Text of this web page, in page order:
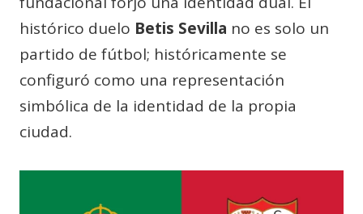
histórico duelo Betis Sevilla no es solo un
partido de fútbol; históricamente se
configuró como una representación
simbólica de la identidad de la propia
ciudad.